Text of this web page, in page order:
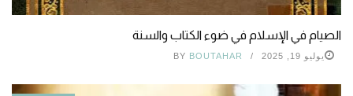
الصيام في الإسلام في ضوء الكتاب والسنة
يوليو 19, 2025 BY BOUTAHAR